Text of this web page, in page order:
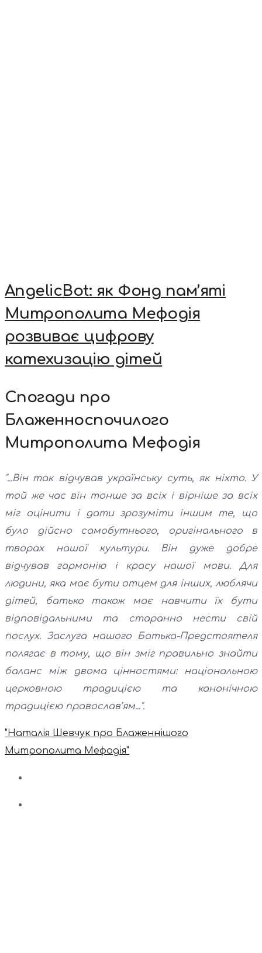
AngelicBot: як Фонд пам’яті
Митрополита Мефодія
розвиває цифрову
катехизацію дітей
Спогади про
Блаженноспочилого
Митрополита Мефодія
"...Він так відчував українську суть, як ніхто. У
той же час він тонше за всіх і вірніше за всіх
міг оцінити і дати зрозуміти іншим те, що
було дійсно самобутнього, оригінального в
творах нашої культури. Він дуже добре
відчував гармонію і красу нашої мови. Для
людини, яка має бути отцем для інших, люблячи
дітей, батько також має навчити їх бути
відповідальними та старанно нести свій
послух. Заслуга нашого Батька-Предстоятеля
полягає в тому, що він зміг правильно знайти
баланс між двома цінностями: національною
церковною традицією та канонічною
традицією православ’ям...".
"Наталія Шевчук про Блаженнішого
Митрополита Мефодія"